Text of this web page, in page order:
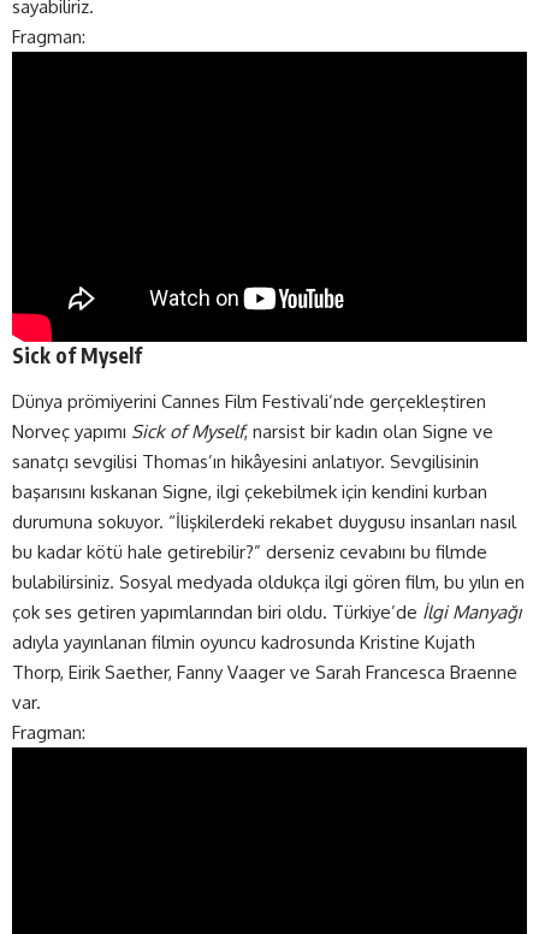
sayabiliriz.
Fragman:
Sick of Myself
Dünya prömiyerini Cannes Film Festivali’nde gerçekleştiren
Norveç yapımı Sick of Myself, narsist bir kadın olan Signe ve
sanatçı sevgilisi Thomas’ın hikâyesini anlatıyor. Sevgilisinin
başarısını kıskanan Signe, ilgi çekebilmek için kendini kurban
durumuna sokuyor. “İlişkilerdeki rekabet duygusu insanları nasıl
bu kadar kötü hale getirebilir?” derseniz cevabını bu filmde
bulabilirsiniz. Sosyal medyada oldukça ilgi gören film, bu yılın en
çok ses getiren yapımlarından biri oldu. Türkiye’de İlgi Manyağı
adıyla yayınlanan filmin oyuncu kadrosunda Kristine Kujath
Thorp, Eirik Saether, Fanny Vaager ve Sarah Francesca Braenne
var.
Fragman: